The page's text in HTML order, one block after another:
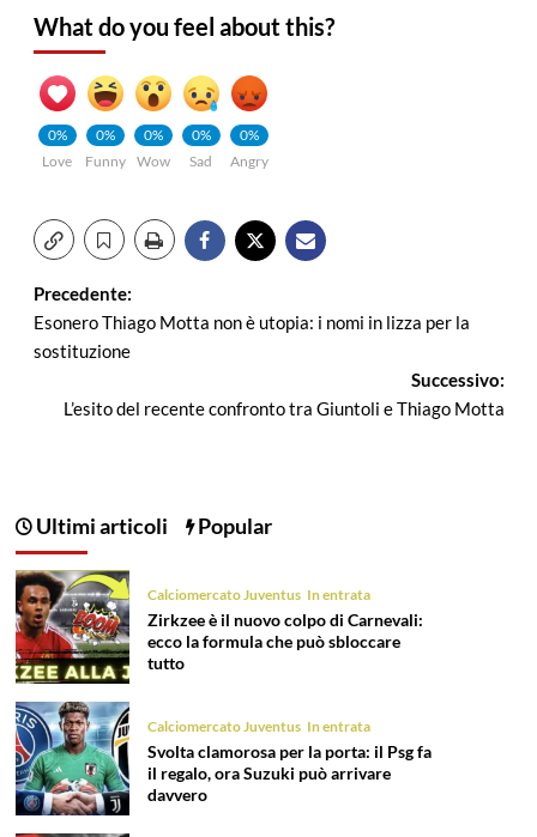
What do you feel about this?
0%
Love
0%
Funny
0%
Wow
0%
Sad
0%
Angry
Navigazione
articolo
Precedente:
Esonero Thiago Motta non è utopia: i nomi in lizza per la
sostituzione
Successivo:
L’esito del recente confronto tra Giuntoli e Thiago Motta
Ultimi articoli Popular
Calciomercato Juventus In entrata
Zirkzee è il nuovo colpo di Carnevali:
ecco la formula che può sbloccare
tutto
Calciomercato Juventus In entrata
Svolta clamorosa per la porta: il Psg fa
il regalo, ora Suzuki può arrivare
davvero